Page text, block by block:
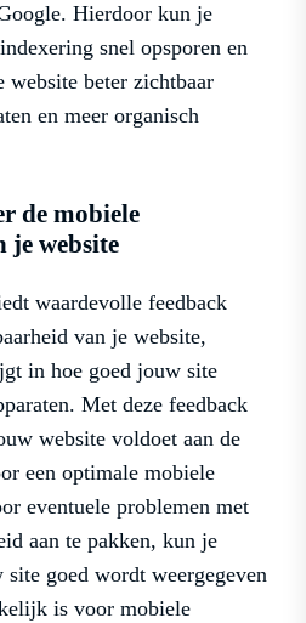
Hierdoor kun je
snel opsporen en
website beter zichtbaar
en meer organisch
de mobiele
website
waardevolle feedback
van je website,
in hoe goed jouw site
Met deze feedback
website voldoet aan de
een optimale mobiele
eventuele problemen met
aan te pakken, kun je
goed wordt weergegeven
is voor mobiele